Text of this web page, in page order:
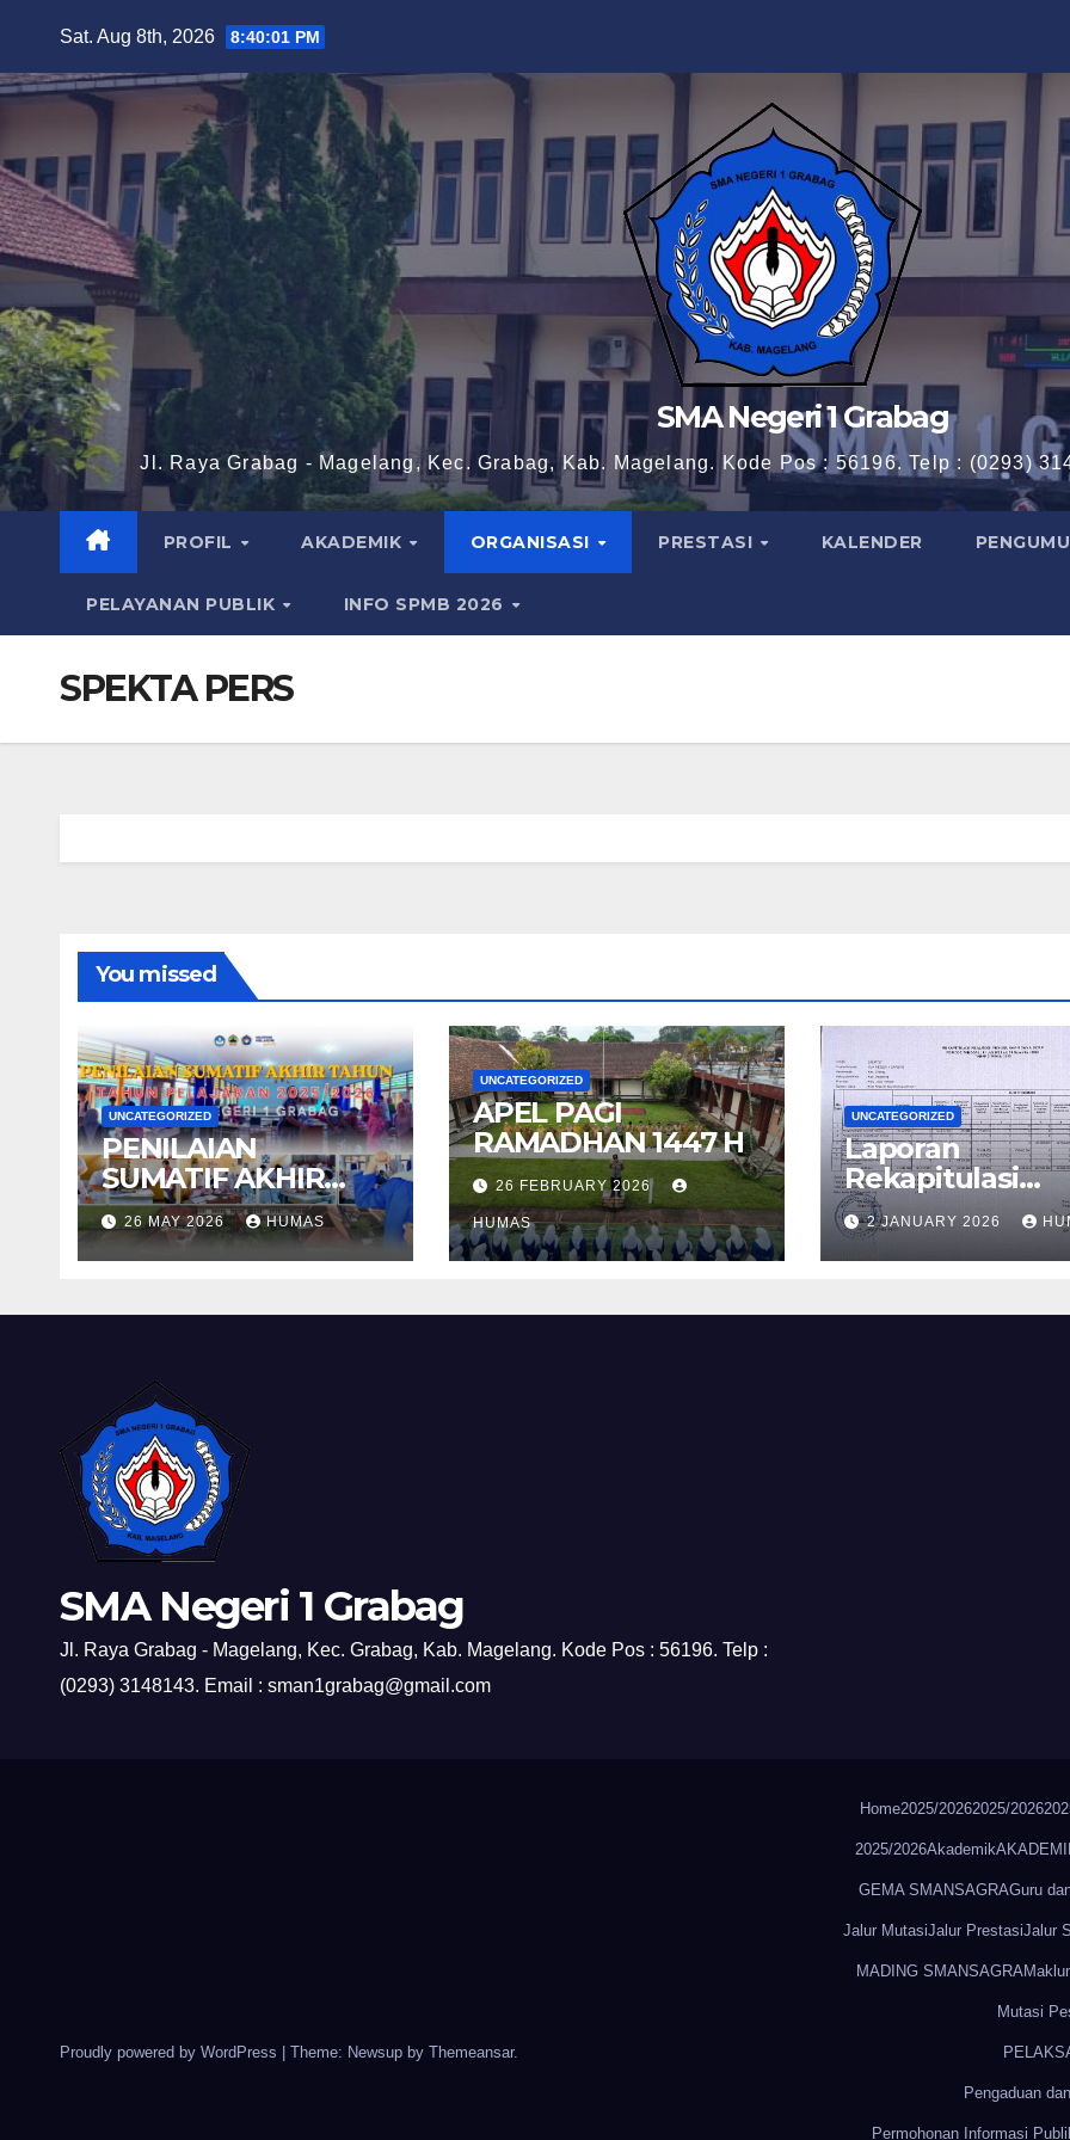
content
Sat. Aug 8th, 2026 8:40:02 PM
SMA Negeri 1 Grabag
Jl. Raya Grabag - Magelang, Kec. Grabag, Kab. Magelang. Kode Pos : 56196. Telp : (0293)
PROFIL AKADEMIK ORGANISASI PRESTASI KALENDER
PELAYANAN PUBLIK INFO SPMB 2026
SPEKTA PERS
You missed
UNCATEGORIZED
PENILAIAN
SUMATIF AKHIR
TAHUN 2025/2026
26 MAY 2026 HUMAS
UNCATEGORIZED
APEL PAGI
RAMADHAN 1447 H
26 FEBRUARY 2026
HUMAS
UNCATEGORIZED
Laporan
Rekapitulasi
Realisasi
Penggunaan
BOS Reguler
2 JANUARY 2026
SMA Negeri 1 Grabag
Jl. Raya Grabag - Magelang, Kec. Grabag, Kab. Magelang. Kode Pos : 56196. Telp :
(0293) 3148143. Email : sman1grabag@gmail.com
Proudly powered by WordPress Theme: Newsup by Themeansar.
Home2025/20262025/2026
2025/2026Akademik
GEMA SMANSAGRAGuru
Jalur MutasiJalur PrestasiJalur
MADING SMANSAGRA
Mutasi
Pengaduan
Permohonan Informasi